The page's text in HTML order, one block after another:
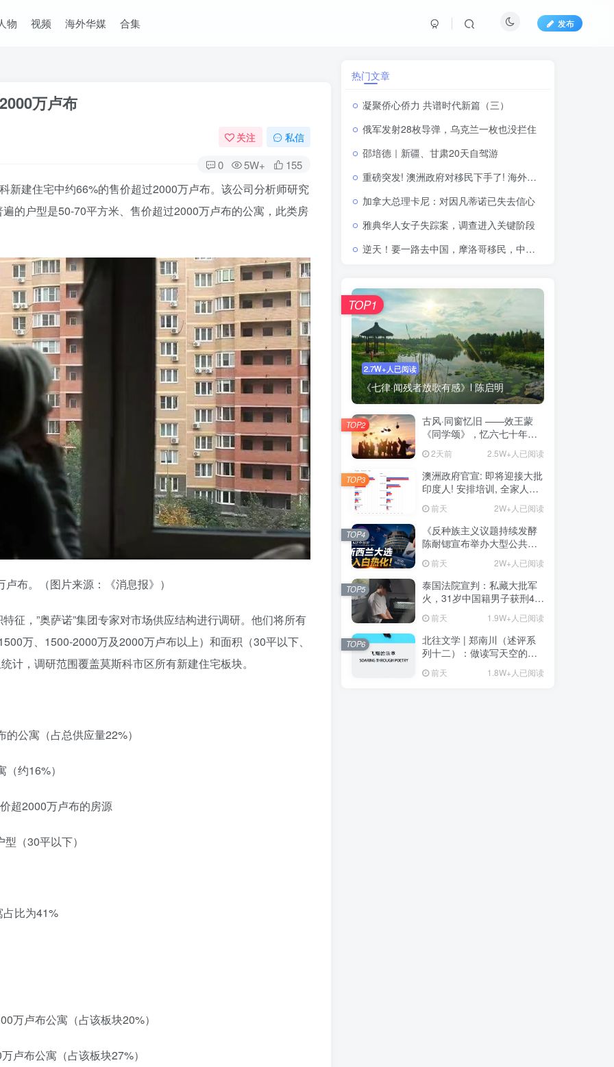
物 视频 海外华媒 合集 发布
万卢布
关注 私信
0 5W+ 155
新建住宅中约66%的售价超过2000万卢布。该公司分析师研究
的户型是50-70平方米、售价超过2000万卢布的公寓，此类房
布。（图片来源：《消息报》）
征，”奥萨诺”集团专家对市场供应结构进行调研。他们将所有
万、1500-2000万及2000万卢布以上）和面积（30平以下、
计，调研范围覆盖莫斯科市区所有新建住宅板块。
公寓（占总供应量22%）
约16%）
超2000万卢布的房源
（30平以下）
占比为41%
万卢布公寓（占该板块20%）
卢布公寓（占该板块27%）
热门文章
凝聚侨心侨力 共谱时代新篇（三）
俄军发射28枚导弹，乌克兰一枚也没拦住
邵培德｜新疆、甘肃20天自驾游
重磅突发! 澳洲政府对移民下手了! 海外申请者被抛弃?! 一年配额只有13万?
加拿大总理卡尼：对因凡蒂诺已失去信心
雅典华人女子失踪案，调查进入关键阶段
逆天！要一路去中国，摩洛哥移民，中国放大招：新规落地根治三非顽疾
2.7W+人已阅读
《七律·闻残者放歌有感》l 陈启明
TOP1
古风·同窗忆旧 ——效王蒙
《同学颂》，忆六七十年代
2天前 2.5W+人已阅读
TOP2
澳洲政府官宣: 即将迎接大批
印度人! 安排培训, 全家人都
前天 2W+人已阅读
TOP3
《反种族主义议题持续发酵
陈耐锶宣布举办大型公共会
席》——新西兰大选进入白
热化阶段 种族关系与对华政
策再成选战焦点
前天 2W+人已阅读
TOP4
泰国法院宣判：私藏大批军
火，31岁中国籍男子获刑46
前天 1.9W+人已阅读
TOP5
北往文学 | 郑南川（述评系
列十二）：做读写天空的诗
章》）（附：心漫述评）
前天 1.8W+人已阅读
TOP6